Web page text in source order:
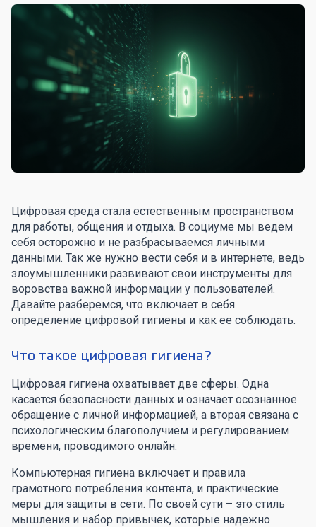
Цифровая среда стала естественным пространством
для работы, общения и отдыха. В социуме мы ведем
себя осторожно и не разбрасываемся личными
данными. Так же нужно вести себя и в интернете, ведь
злоумышленники развивают свои инструменты для
воровства важной информации у пользователей.
Давайте разберемся, что включает в себя
определение цифровой гигиены и как ее соблюдать.
Что такое цифровая гигиена?
Цифровая гигиена охватывает две сферы. Одна
касается безопасности данных и означает осознанное
обращение с личной информацией, а вторая связана с
психологическим благополучием и регулированием
времени, проводимого онлайн.
Компьютерная гигиена включает и правила
грамотного потребления контента, и практические
меры для защиты в сети. По своей сути – это стиль
мышления и набор привычек, которые надежно